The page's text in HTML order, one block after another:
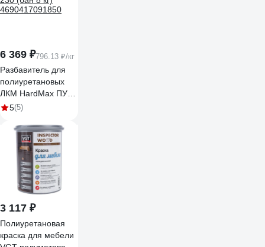
6 369 ₽796.13 ₽/кг
Разбавитель для
полиуретановых
ЛКМ HardMax ПУР
230 (бан 8 кг)
5(5)
3 117 ₽
Полиуретановая
краска для мебели